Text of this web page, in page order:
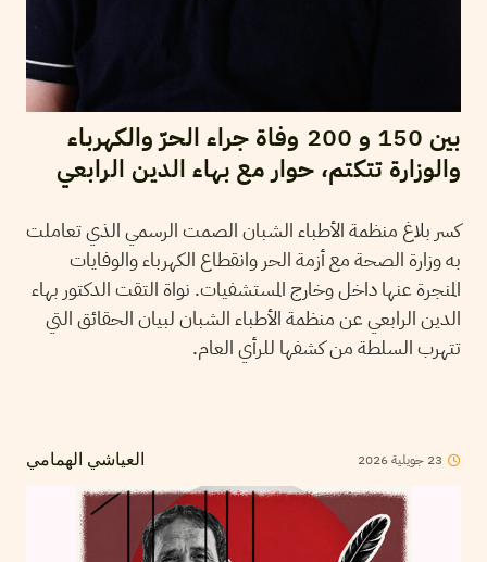
بين 150 و 200 وفاة جراء الحرّ والكهرباء
والوزارة تتكتم، حوار مع بهاء الدين الرابعي
كسر بلاغ منظمة الأطباء الشبان الصمت الرسمي الذي تعاملت
به وزارة الصحة مع أزمة الحر وانقطاع الكهرباء والوفايات
المنجرة عنها داخل وخارج المستشفيات. نواة التقت الدكتور بهاء
الدين الرابعي عن منظمة الأطباء الشبان لبيان الحقائق التي
تتهرب السلطة من كشفها للرأي العام.
العياشي الهمامي 23 جويلية2026